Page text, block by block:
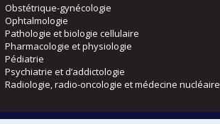
Obstétrique-gynécologie
Ophtalmologie
Pathologie et biologie cellulaire
Pharmacologie et physiologie
Pédiatrie
Psychiatrie et d’addictologie
Radiologie, radio-oncologie et médecine nucléaire